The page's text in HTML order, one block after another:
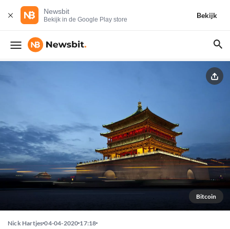
Newsbit
Bekijk in de Google Play store
Bekijk
Bitcoin
Nick Hartjes 04-04-2020 17:18